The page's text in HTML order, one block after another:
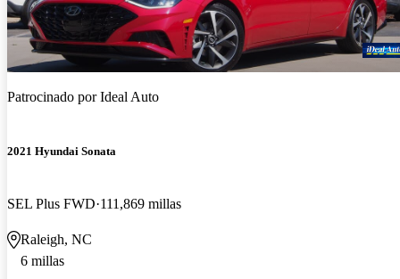
Patrocinado porIdeal Auto
2021 Hyundai Sonata
SEL Plus FWD 111,869 millas
Raleigh, NC
6 millas